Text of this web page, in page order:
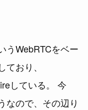
うWebRTCをベー
おり、
している。 今
なので、その辺り